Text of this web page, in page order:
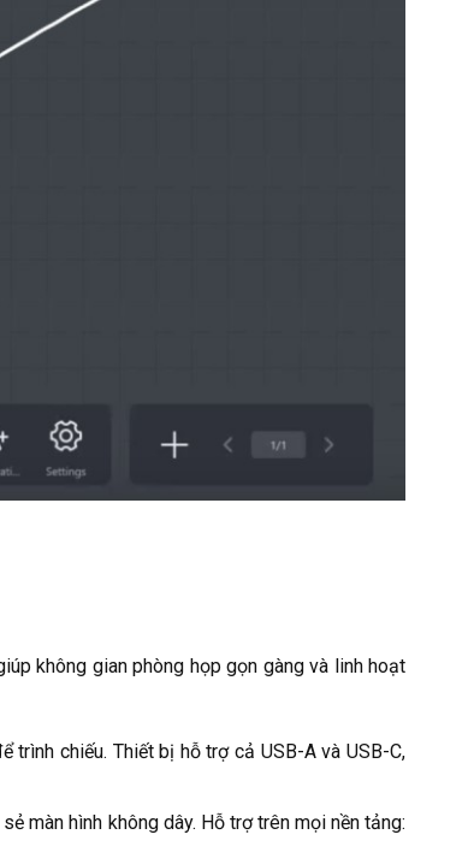
không gian phòng họp gọn gàng và linh hoạt
trình chiếu. Thiết bị hỗ trợ cả USB-A và USB-C,
màn hình không dây. Hỗ trợ trên mọi nền tảng: